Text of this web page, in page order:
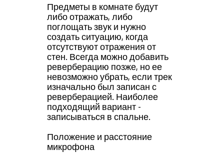
Предметы в комнате будут
либо отражать, либо
поглощать звук и нужно
создать ситуацию, когда
отсутствуют отражения от
стен. Всегда можно добавить
реверберацию позже, но ее
невозможно убрать, если трек
изначально был записан с
реверберацией. Наиболее
подходящий вариант -
записываться в спальне.
Положение и расстояние
микрофона